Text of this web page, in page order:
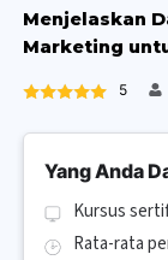
Menjelaskan
Marketing
5
Yang Anda
Kursus
Rata-rata